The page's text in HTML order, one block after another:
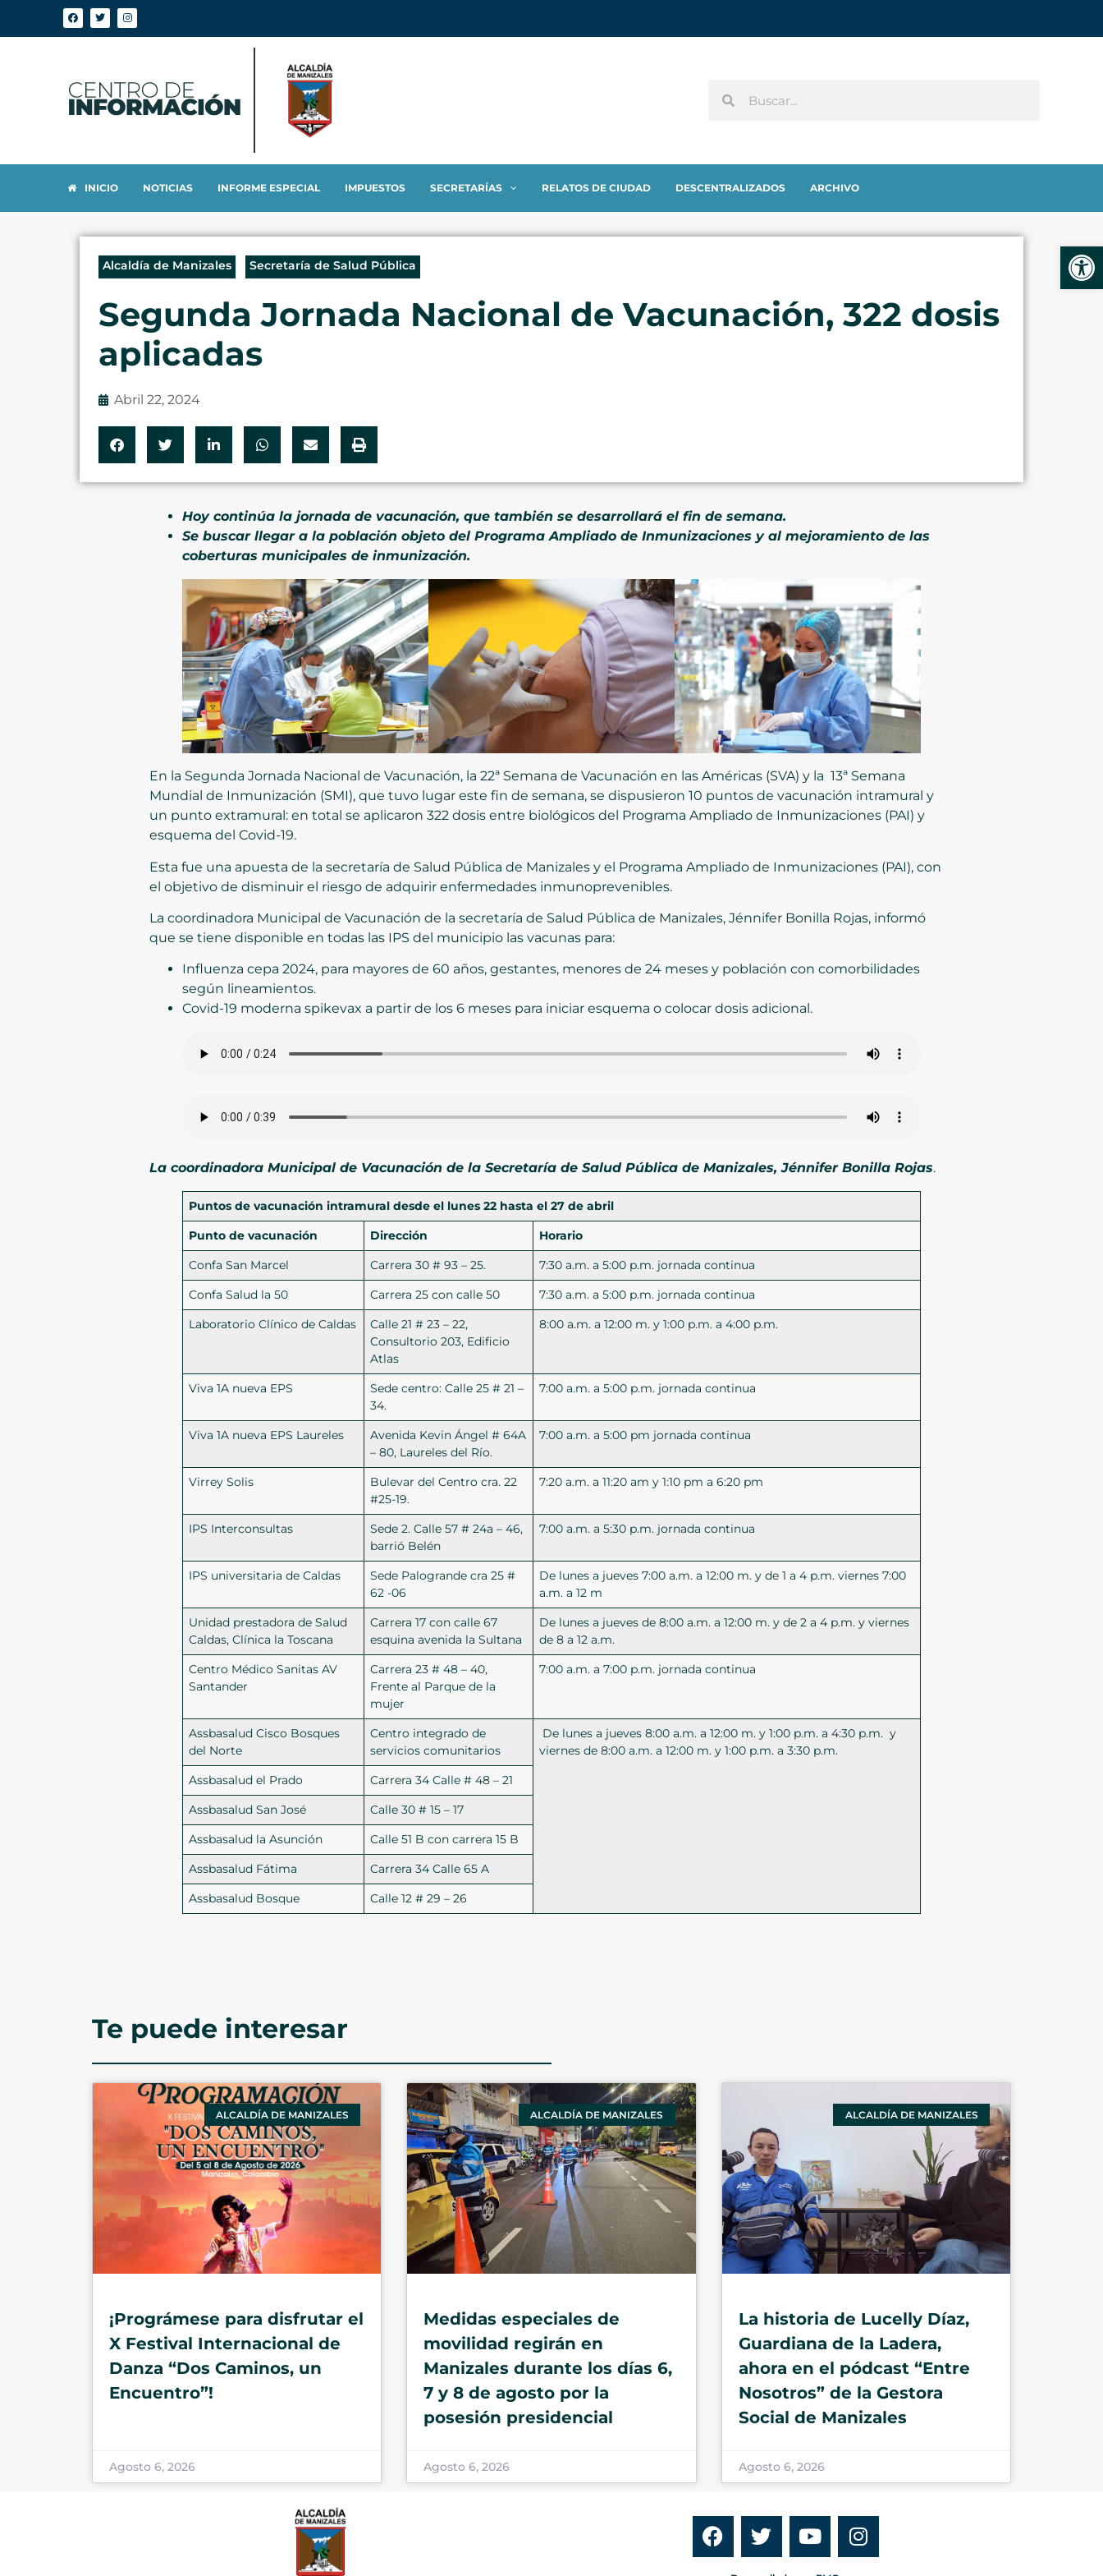
INICIO NOTICIAS INFORME ESPECIAL IMPUESTOS SECRETARÍAS RELATOS DE CIUDAD DESCENTRALIZADOS ARCHIVO
Alcaldía de Manizales Secretaría de Salud Pública
Segunda Jornada Nacional de Vacunación, 322 dosis
aplicadas
Abril 22, 2024
Hoy continúa la jornada de vacunación, que también se desarrollará el fin de semana.
Se buscar llegar a la población objeto del Programa Ampliado de Inmunizaciones y al mejoramiento de las
coberturas municipales de inmunización.
En la Segunda Jornada Nacional de Vacunación, la 22ª Semana de Vacunación en las Américas (SVA) y la 13ª Semana
Mundial de Inmunización (SMI), que tuvo lugar este fin de semana, se dispusieron 10 puntos de vacunación intramural y
un punto extramural: en total se aplicaron 322 dosis entre biológicos del Programa Ampliado de Inmunizaciones (PAI) y
esquema del Covid-19.
Esta fue una apuesta de la secretaría de Salud Pública de Manizales y el Programa Ampliado de Inmunizaciones (PAI), con
el objetivo de disminuir el riesgo de adquirir enfermedades inmunoprevenibles.
La coordinadora Municipal de Vacunación de la secretaría de Salud Pública de Manizales, Jénnifer Bonilla Rojas, informó
que se tiene disponible en todas las IPS del municipio las vacunas para:
Influenza cepa 2024, para mayores de 60 años, gestantes, menores de 24 meses y población con comorbilidades
según lineamientos.
Covid-19 moderna spikevax a partir de los 6 meses para iniciar esquema o colocar dosis adicional.
La coordinadora Municipal de Vacunación de la Secretaría de Salud Pública de Manizales, Jénnifer Bonilla Rojas.
Puntos de vacunación intramural desde el lunes 22 hasta el 27 de abril
Punto de vacunación
Dirección
Horario
Confa San Marcel
Carrera 30 # 93 – 25.
7:30 a.m. a 5:00 p.m. jornada continua
Confa Salud la 50
Carrera 25 con calle 50
7:30 a.m. a 5:00 p.m. jornada continua
Laboratorio Clínico de Caldas
Calle 21 # 23 – 22,
Consultorio 203, Edificio
Atlas
8:00 a.m. a 12:00 m. y 1:00 p.m. a 4:00 p.m.
Viva 1A nueva EPS
Sede centro: Calle 25 # 21 –
34.
7:00 a.m. a 5:00 p.m. jornada continua
Viva 1A nueva EPS Laureles
Avenida Kevin Ángel # 64A
– 80, Laureles del Río.
7:00 a.m. a 5:00 pm jornada continua
Virrey Solis
Bulevar del Centro cra. 22
#25-19.
7:20 a.m. a 11:20 am y 1:10 pm a 6:20 pm
IPS Interconsultas
Sede 2. Calle 57 # 24a – 46,
barrió Belén
7:00 a.m. a 5:30 p.m. jornada continua
IPS universitaria de Caldas
Sede Palogrande cra 25 #
62 -06
De lunes a jueves 7:00 a.m. a 12:00 m. y de 1 a 4 p.m. viernes 7:00
a.m. a 12 m
Unidad prestadora de Salud
Caldas, Clínica la Toscana
Carrera 17 con calle 67
esquina avenida la Sultana
De lunes a jueves de 8:00 a.m. a 12:00 m. y de 2 a 4 p.m. y viernes
de 8 a 12 a.m.
Centro Médico Sanitas AV
Santander
Carrera 23 # 48 – 40,
Frente al Parque de la
mujer
7:00 a.m. a 7:00 p.m. jornada continua
Assbasalud Cisco Bosques
del Norte
Centro integrado de
servicios comunitarios
De lunes a jueves 8:00 a.m. a 12:00 m. y 1:00 p.m. a 4:30 p.m. y
viernes de 8:00 a.m. a 12:00 m. y 1:00 p.m. a 3:30 p.m.
Assbasalud el Prado
Carrera 34 Calle # 48 – 21
Assbasalud San José
Calle 30 # 15 – 17
Assbasalud la Asunción
Calle 51 B con carrera 15 B
Assbasalud Fátima
Carrera 34 Calle 65 A
Assbasalud Bosque
Calle 12 # 29 – 26
Te puede interesar
ALCALDÍA DE MANIZALES
¡Prográmese para disfrutar el
X Festival Internacional de
Danza “Dos Caminos, un
Encuentro”!
Agosto 6, 2026
ALCALDÍA DE MANIZALES
Medidas especiales de
movilidad regirán en
Manizales durante los días 6,
7 y 8 de agosto por la
posesión presidencial
Agosto 6, 2026
ALCALDÍA DE MANIZALES
La historia de Lucelly Díaz,
Guardiana de la Ladera,
ahora en el pódcast “Entre
Nosotros” de la Gestora
Social de Manizales
Agosto 6, 2026